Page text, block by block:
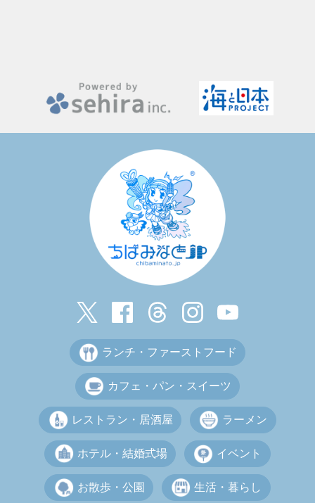
ランチ・ファーストフード
カフェ・パン・スイーツ
レストラン・居酒屋 ラーメン
ホテル・結婚式場 イベント
お散歩・公園 生活・暮らし